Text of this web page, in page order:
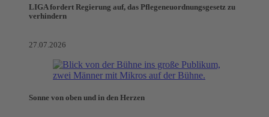
LIGA fordert Regierung auf, das Pflegeneuordnungsgesetz zu
verhindern
27.07.2026
Sonne von oben und in den Herzen